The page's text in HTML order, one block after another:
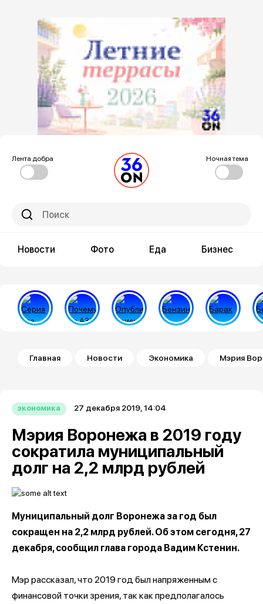
Лента добра Ночная тема
Новости Фото Еда Бизнес
Строка навигации
Главная Новости Экономика Мэрия
экономика 27 декабря 2019, 14:04
Мэрия Воронежа в 2019 году
сократила муниципальный
долг на 2,2 млрд рублей
Муниципальный долг Воронежа за год был
сокращен на 2,2 млрд рублей. Об этом сегодня, 27
декабря, сообщил глава города Вадим Кстенин.
Мэр рассказал, что 2019 год был напряженным с
финансовой точки зрения, так как предполагалось